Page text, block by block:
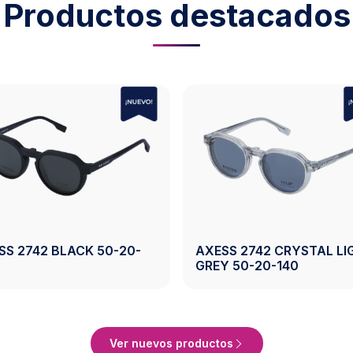
Productos destacados
2743 CRYSTAL
50-19-140
AXESS 2743 CRYSTAL
50-19-140
Ver nuevos productos